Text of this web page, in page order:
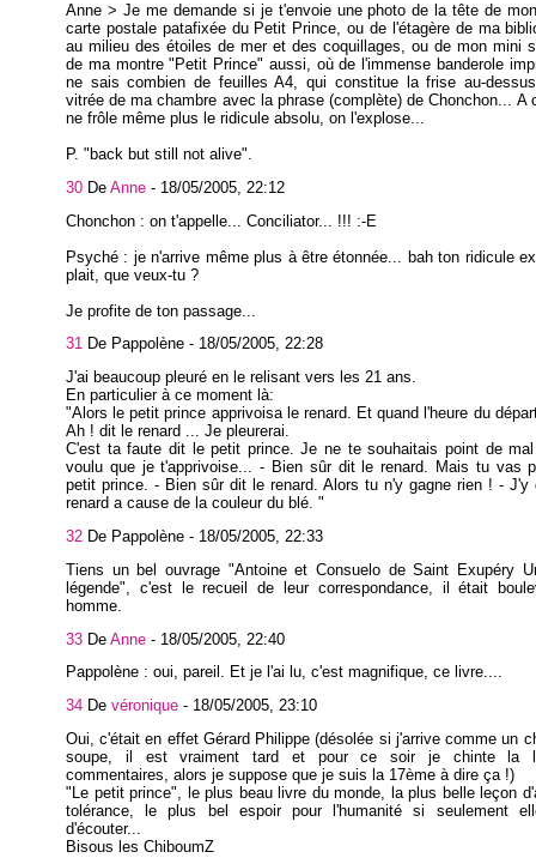
Anne > Je me demande si je t'envoie une photo de la tête de
carte postale patafixée du Petit Prince, ou de l'étagère de ma
au milieu des étoiles de mer et des coquillages, ou de mon mini
de ma montre "Petit Prince" aussi, où de l'immense banderole
ne sais combien de feuilles A4, qui constitue la frise au-
vitrée de ma chambre avec la phrase (complète) de Chonchon... A
ne frôle même plus le ridicule absolu, on l'explose...
P. "back but still not alive".
30 De Anne - 18/05/2005, 22:12
Chonchon : on t'appelle... Conciliator... !!! :-E
Psyché : je n'arrive même plus à être étonnée... bah ton ridicule
plait, que veux-tu ?
Je profite de ton passage...
31 De Pappolène - 18/05/2005, 22:28
J'ai beaucoup pleuré en le relisant vers les 21 ans.
En particulier à ce moment là:
"Alors le petit prince apprivoisa le renard. Et quand l'heure du
Ah ! dit le renard ... Je pleurerai.
C'est ta faute dit le petit prince. Je ne te souhaitais point de
voulu que je t'apprivoise... - Bien sûr dit le renard. Mais tu vas
petit prince. - Bien sûr dit le renard. Alors tu n'y gagne rien ! - J'y
renard a cause de la couleur du blé. "
32 De Pappolène - 18/05/2005, 22:33
Tiens un bel ouvrage "Antoine et Consuelo de Saint Exupéry
légende", c'est le recueil de leur correspondance, il était
homme.
33 De Anne - 18/05/2005, 22:40
Pappolène : oui, pareil. Et je l'ai lu, c'est magnifique, ce livre....
34 De véronique - 18/05/2005, 23:10
Oui, c'était en effet Gérard Philippe (désolée si j'arrive comme un
soupe, il est vraiment tard et pour ce soir je chinte la
commentaires, alors je suppose que je suis la 17ème à dire ça !)
"Le petit prince", le plus beau livre du monde, la plus belle leçon
tolérance, le plus bel espoir pour l'humanité si seulement
d'écouter...
Bisous les ChiboumZ